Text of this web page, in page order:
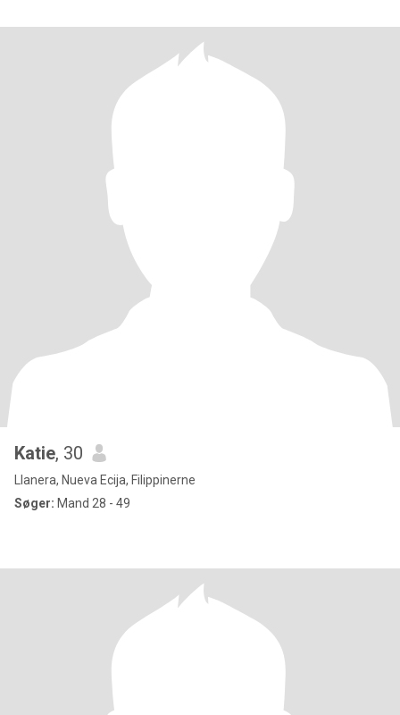
Katie, 30
Llanera, Nueva Ecija, Filippinerne
Søger: Mand 28 - 49